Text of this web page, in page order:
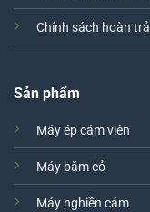
Chính sách hoàn trả
Sản phẩm
Máy ép cám viên
Máy băm cỏ
Máy nghiền cám